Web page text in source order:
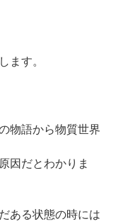
ます。
物語から物質世界
因だとわかりま
ある状態の時には